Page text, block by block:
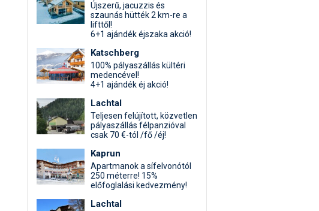
Újszerű, jacuzzis és
szaunás hütték 2 km-re a
lifttől!
6+1 ajándék éjszaka akció!
Katschberg
100% pályaszállás kültéri
medencével!
4+1 ajándék éj akció!
Lachtal
Teljesen felújított, közvetlen
pályaszállás félpanzióval
csak 70 €-tól /fő /éj!
Kaprun
Apartmanok a sífelvonótól
250 méterre! 15%
előfoglalási kedvezmény!
Lachtal